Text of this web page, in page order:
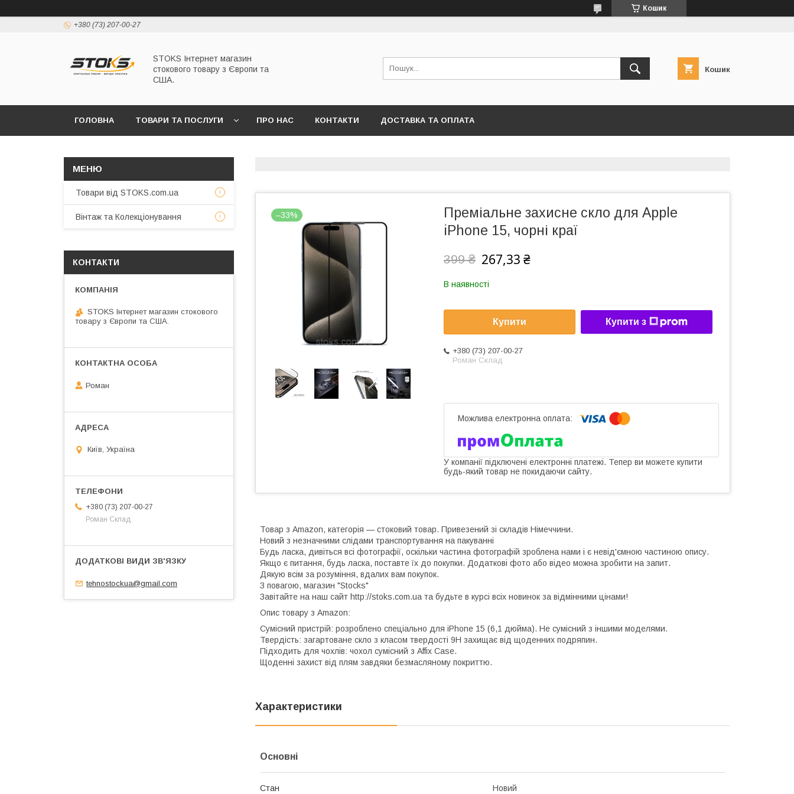
Кошик
+380 (73) 207-00-27
STOKS Інтернет магазин
стокового товару з Європи та
США.
Кошик
ГОЛОВНА ТОВАРИ ТА ПОСЛУГИ ПРО НАС КОНТАКТИ ДОСТАВКА ТА ОПЛАТА
–33%
Преміальне захисне скло для Apple
iPhone 15, чорні краї
399 ₴ 267,33 ₴
В наявності
Купити Купити з
+380 (73) 207-00-27
Роман Склад
У компанії підключені електронні платежі. Тепер ви можете купити
будь-який товар не покидаючи сайту.
Товар з Amazon, категорія — стоковий товар. Привезений зі складів Німеччини.
Новий з незначними слідами транспортування на пакуванні
Будь ласка, дивіться всі фотографії, оскільки частина фотографій зроблена нами і є невід'ємною частиною опису.
Якщо є питання, будь ласка, поставте їх до покупки. Додаткові фото або відео можна зробити на запит.
Дякую всім за розуміння, вдалих вам покупок.
З повагою, магазин "Stocks"
Завітайте на наш сайт http://stoks.com.ua та будьте в курсі всіх новинок за відмінними цінами!
Опис товару з Amazon:
Сумісний пристрій: розроблено спеціально для iPhone 15 (6,1 дюйма). Не сумісний з іншими моделями.
Твердість: загартоване скло з класом твердості 9H захищає від щоденних подряпин.
Підходить для чохлів: чохол сумісний з Affix Case.
Щоденні захист від плям завдяки безмасляному покриттю.
Характеристики
Основні
Стан Новий
Товари від STOKS.com.ua
Вінтаж та Колекціонування
КОНТАКТИ
STOKS Інтернет магазин стокового
товару з Європи та США.
Роман
Київ, Україна
+380 (73) 207-00-27
Роман Склад
tehnostockua@gmail.com